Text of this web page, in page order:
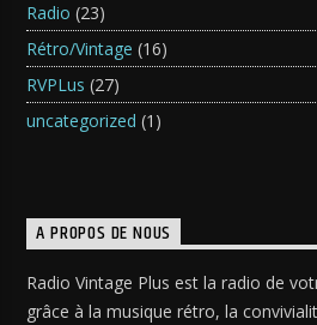
Radio (23)
Rétro/Vintage (16)
RVPLus (27)
uncategorized (1)
A PROPOS DE NOUS
Radio Vintage Plus est la radio de
grâce à la musique rétro, la